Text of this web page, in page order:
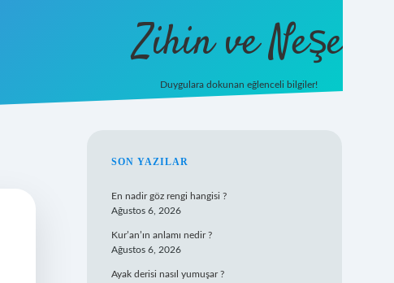
Zihin ve Neşe
Duygulara dokunan eğlenceli bilgiler!
SIDEBAR
SON YAZILAR
En nadir göz rengi hangisi ?
Ağustos 6, 2026
Kur’an’ın anlamı nedir ?
Ağustos 6, 2026
Ayak derisi nasıl yumuşar ?